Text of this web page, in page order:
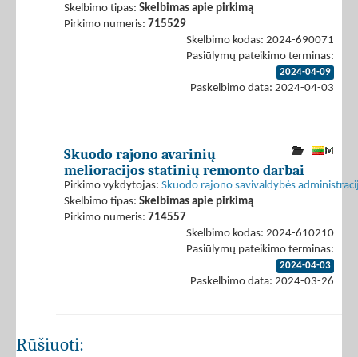
Skelbimo tipas: Skelbimas apie pirkimą
Pirkimo numeris: 715529
Skelbimo kodas: 2024-690071
Pasiūlymų pateikimo terminas:
2024-04-09
Paskelbimo data: 2024-04-03
Skuodo rajono avarinių
melioracijos statinių remonto darbai
Pirkimo vykdytojas: Skuodo rajono savivaldybės
Skelbimo tipas: Skelbimas apie pirkimą
Pirkimo numeris: 714557
Skelbimo kodas: 2024-610210
Pasiūlymų pateikimo terminas:
2024-04-03
Paskelbimo data: 2024-03-26
Rūšiuoti: